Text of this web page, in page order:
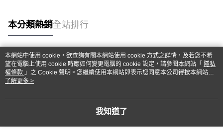
本分類熱銷全站排行
熱門標籤
本網站中使用 cookie，欲查詢有關本網站使用 cookie 方式之詳情，及若您不希
望在電腦上使用 cookie 時應如何變更電腦的 cookie 設定，請參閱本網站「 隱私
權條款 」之 Cookie 聲明。您繼續使用本網站即表示您同意本公司得按本網站使
用條款之 Cookie 聲明使用 cookie。
了解更多 >
我知道了